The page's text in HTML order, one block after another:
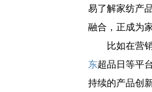
易了解家纺产
融合，正成为
比如在营
东超品日等平
持续的产品创